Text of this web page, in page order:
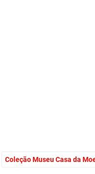
Coleção Museu Casa da